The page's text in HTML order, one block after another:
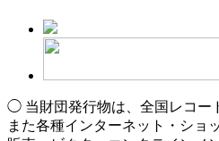
◯ 当財団発行物は、全国レコー
また各種インターネット・シ